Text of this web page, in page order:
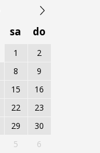
sa do
1
2
8
9
15
16
22
23
29
30
5 6